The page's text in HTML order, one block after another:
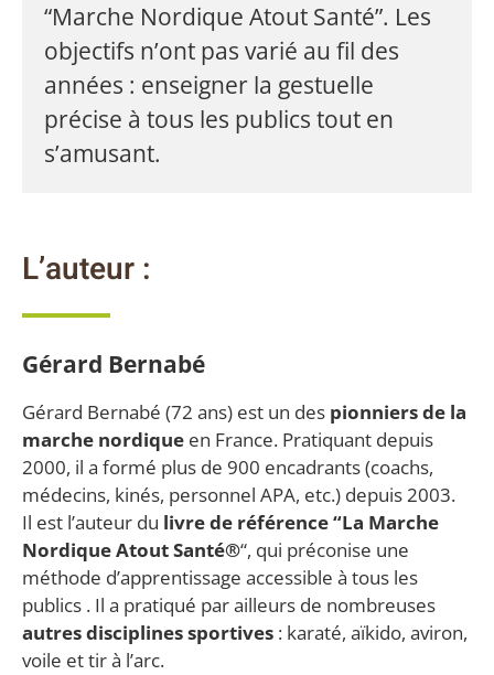
“Marche Nordique Atout Santé”. Les
objectifs n’ont pas varié au fil des
années : enseigner la gestuelle
précise à tous les publics tout en
s’amusant.
L’auteur :
Gérard Bernabé
Gérard Bernabé (72 ans) est un des pionniers de la
marche nordique en France. Pratiquant depuis
2000, il a formé plus de 900 encadrants (coachs,
médecins, kinés, personnel APA, etc.) depuis 2003.
Il est l’auteur du livre de référence “La Marche
Nordique Atout Santé®“, qui préconise une
méthode d’apprentissage accessible à tous les
publics . Il a pratiqué par ailleurs de nombreuses
autres disciplines sportives : karaté, aïkido, aviron,
voile et tir à l’arc.